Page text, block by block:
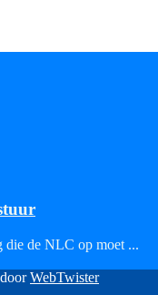
die de NLC op moet ...
WebTwister